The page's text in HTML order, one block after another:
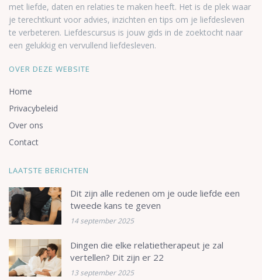
met liefde, daten en relaties te maken heeft. Het is de plek waar
je terechtkunt voor advies, inzichten en tips om je liefdesleven
te verbeteren. Liefdescursus is jouw gids in de zoektocht naar
een gelukkig en vervullend liefdesleven.
OVER DEZE WEBSITE
Home
Privacybeleid
Over ons
Contact
LAATSTE BERICHTEN
Dit zijn alle redenen om je oude liefde een
tweede kans te geven
14 september 2025
Dingen die elke relatietherapeut je zal
vertellen? Dit zijn er 22
13 september 2025